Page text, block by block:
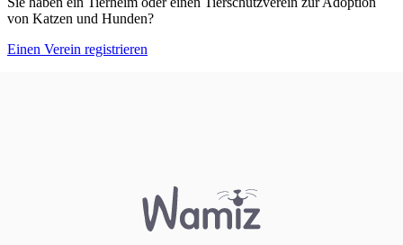
von Katzen und Hunden?
Einen Verein registrieren